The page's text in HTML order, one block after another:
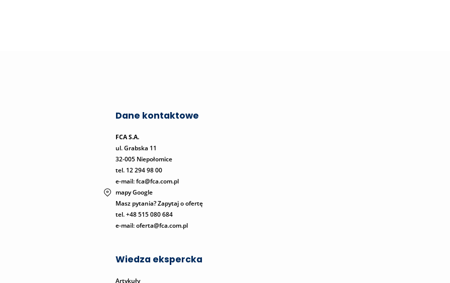
Dane kontaktowe
FCA S.A.
ul. Grabska 11
32-005 Niepołomice
tel. 12 294 98 00
e-mail: fca@fca.com.pl
mapy Google
Masz pytania? Zapytaj o ofertę
tel. +48 515 080 684
e-mail:oferta@fca.com.pl
Wiedza ekspercka
Artykuły